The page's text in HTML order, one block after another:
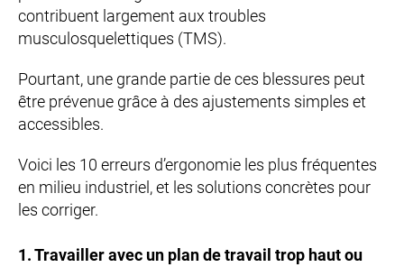
contribuent largement aux troubles
musculosquelettiques (TMS).
Pourtant, une grande partie de ces blessures peut
être prévenue grâce à des ajustements simples et
accessibles.
Voici les 10 erreurs d’ergonomie les plus fréquentes
en milieu industriel, et les solutions concrètes pour
les corriger.
1. Travailler avec un plan de travail trop haut ou